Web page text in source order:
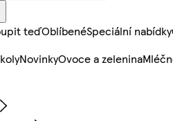
teďOblíbenéSpeciální nabídky
NovinkyOvoce a zelenina